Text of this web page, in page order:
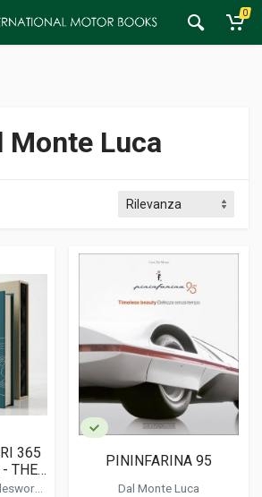
0
Monte Luca
365
THE
PININFARINA 95
Dal Monte Luca